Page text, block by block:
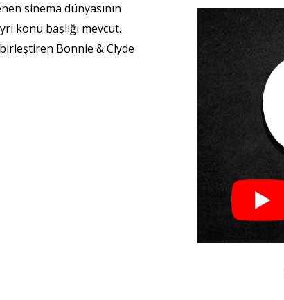
sinema dünyasının
konu başlığı mevcut.
Bonnie & Clyde